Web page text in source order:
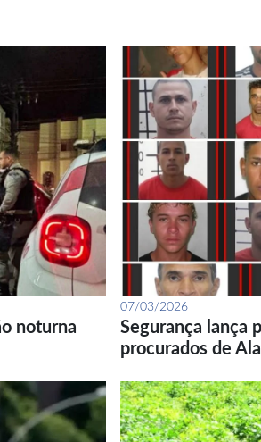
noturna
07/03/2026
Segurança lança
procurados de